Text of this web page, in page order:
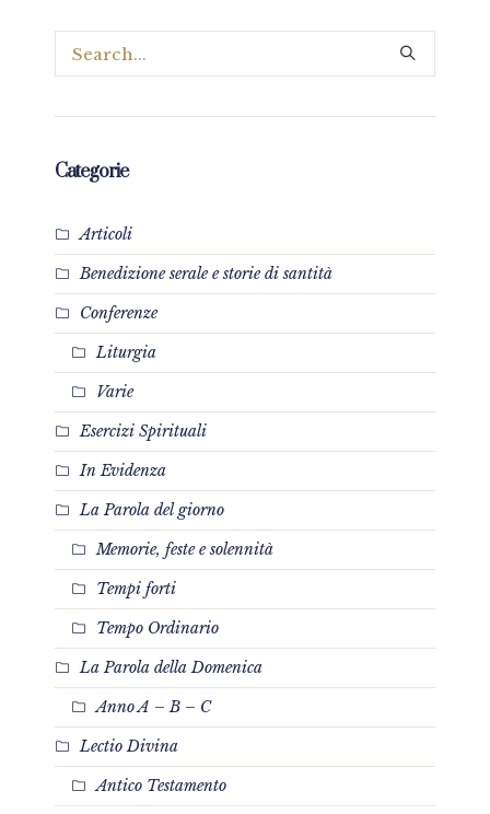
Categorie
Articoli
Benedizione serale e storie di santità
Conferenze
Liturgia
Varie
Esercizi Spirituali
In Evidenza
La Parola del giorno
Memorie, feste e solennità
Tempi forti
Tempo Ordinario
La Parola della Domenica
Anno A – B – C
Lectio Divina
Antico Testamento